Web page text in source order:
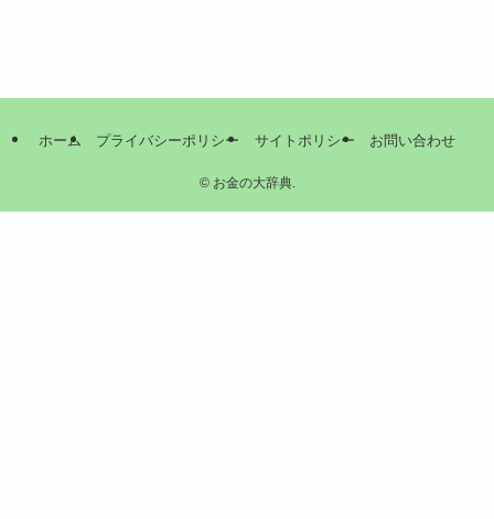
ホーム プライバシーポリシー サイトポリシー お問い合わせ
©お金の大辞典.